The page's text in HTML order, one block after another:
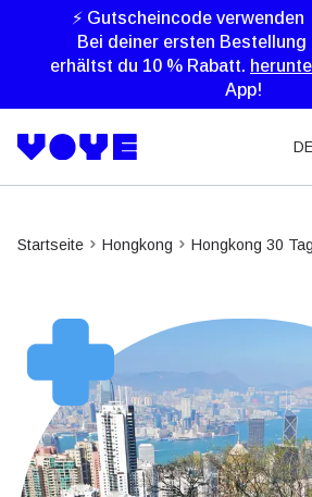
⚡ Gutscheincode verwenden
Bei deiner ersten Bestellung
erhältst du 10 % Rabatt.
App!
DE
Startseite Hongkong Hongkong 30